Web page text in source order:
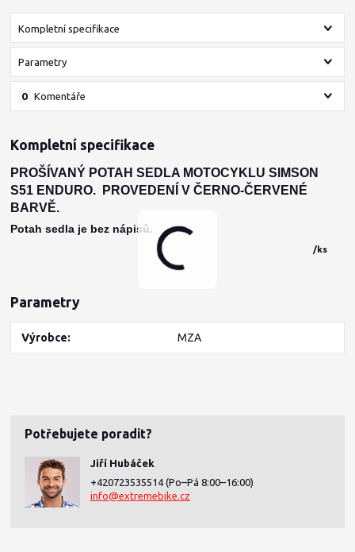
/ks
Kompletní specifikace
Parametry
Komentáře
0
Kompletní specifikace
PROŠÍVANÝ POTAH SEDLA MOTOCYKLU SIMSON
S51 ENDURO. PROVEDENÍ V ČERNO-ČERVENÉ
BARVĚ.
Potah sedla je bez nápisů.
Parametry
Výrobce MZA
Potřebujete poradit?
Jiří Hubáček
+420723535514 (Po–Pá 8:00–16:00)
info@extremebike.cz